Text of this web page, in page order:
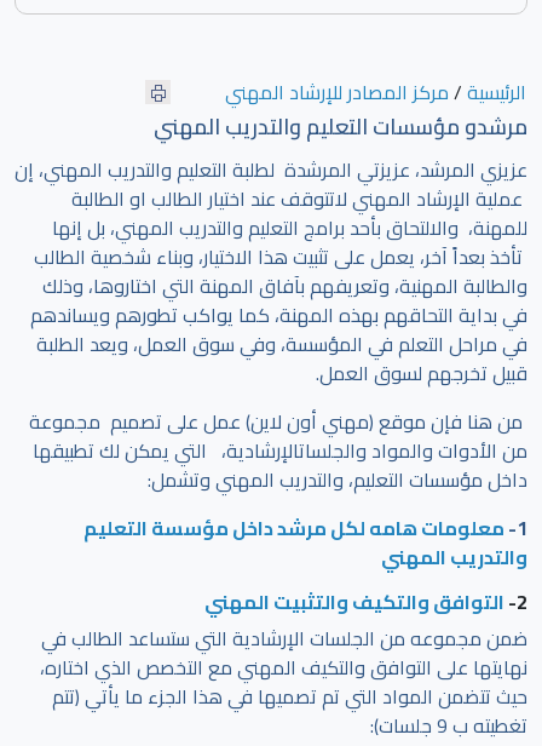
الرئيسية/مركز المصادر للإرشاد المهني
مرشدو مؤسسات التعليم والتدريب المهني
عزيزي المرشد، عزيزتي المرشدة لطلبة التعليم والتدريب المهني، إن
عملية الإرشاد المهني لاتتوقف عند اختيار الطالب او الطالبة
للمهنة، والالتحاق بأحد برامج التعليم والتدريب المهني، بل إنها
تأخذ بعداً آخر، يعمل على تثبيت هذا الاختيار، وبناء شخصية الطالب
والطالبة المهنية، وتعريفهم بآفاق المهنة التي اختاروها، وذلك
في بداية التحاقهم بهذه المهنة، كما يواكب تطورهم ويساندهم
في مراحل التعلم في المؤسسة، وفي سوق العمل، ويعد الطلبة
قبيل تخرجهم لسوق العمل.
من هنا فإن موقع (مهني أون لاين) عمل على تصميم مجموعة
من الأدوات والمواد والجلساتالإرشادية، التي يمكن لك تطبيقها
داخل مؤسسات التعليم، والتدريب المهني وتشمل:
1- معلومات هامه لكل مرشد داخل مؤسسة التعليم
والتدريب المهني
2- التوافق والتكيف والتثبيت المهني
ضمن مجموعه من الجلسات الإرشادية التي ستساعد الطالب في
نهايتها على التوافق والتكيف المهني مع التخصص الذي اختاره،
حيث تتضمن المواد التي تم تصميها في هذا الجزء ما يأتي (تتم
تغطيته ب 9 جلسات):